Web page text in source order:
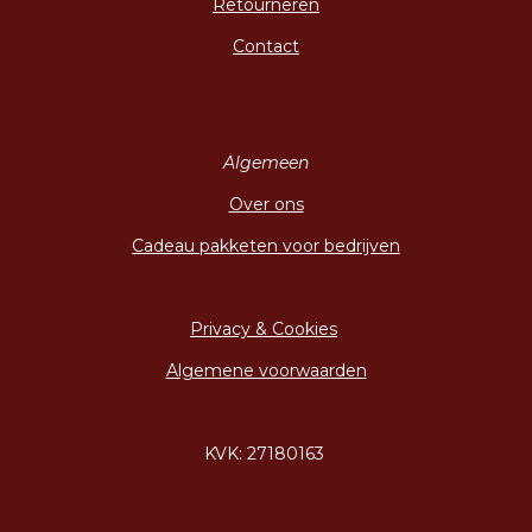
Retourneren
Contact
Algemeen
Over ons
Cadeau pakketen voor bedrijven
Privacy & Cookies
Algemene voorwaarden
KVK: 27180163